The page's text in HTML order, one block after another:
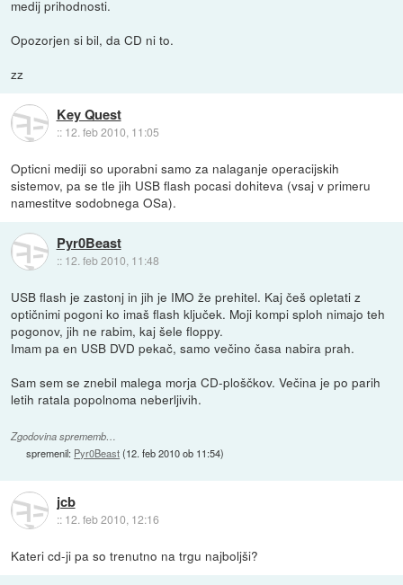
medij prihodnosti.
Opozorjen si bil, da CD ni to.
zz
Key Quest
:: 12. feb 2010, 11:05
Opticni mediji so uporabni samo za nalaganje operacijskih
sistemov, pa se tle jih USB flash pocasi dohiteva (vsaj v primeru
namestitve sodobnega OSa).
Pyr0Beast
:: 12. feb 2010, 11:48
USB flash je zastonj in jih je IMO že prehitel. Kaj češ opletati z
optičnimi pogoni ko imaš flash ključek. Moji kompi sploh nimajo teh
pogonov, jih ne rabim, kaj šele floppy.
Imam pa en USB DVD pekač, samo večino časa nabira prah.
Sam sem se znebil malega morja CD-ploščkov. Večina je po parih
letih ratala popolnoma neberljivih.
Zgodovina sprememb…
spremenil: Pyr0Beast(12. feb 2010 ob 11:54)
jcb
:: 12. feb 2010, 12:16
Kateri cd-ji pa so trenutno na trgu najboljši?